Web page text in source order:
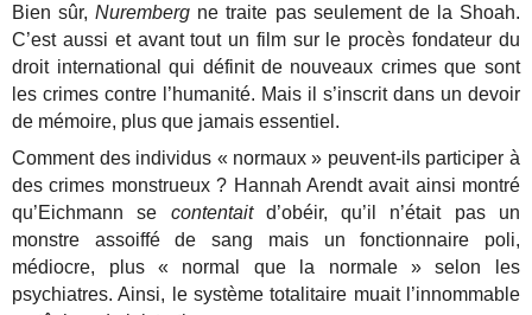
Bien sûr,Nuremberg ne traite pas seulement de la Shoah.
C’est aussi et avant tout un film sur le procès fondateur du
droit international qui définit de nouveaux crimes que sont
les crimes contre l’humanité. Mais il s’inscrit dans un devoir
de mémoire, plus que jamais essentiel.
Comment des individus « normaux » peuvent-ils participer à
des crimes monstrueux ? Hannah Arendt avait ainsi montré
qu’Eichmann se contentaitd’obéir, qu’il n’était pas un
monstre assoiffé de sang mais un fonctionnaire poli,
médiocre, plus « normal que la normale » selon les
psychiatres. Ainsi, le système totalitaire muait l’innommable